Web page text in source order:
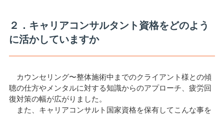
２．キャリアコンサルタント資格をどのよう
に活かしていますか
カウンセリング〜整体施術中までのクライアント様との傾
聴の仕方やメンタルに対する知識からのアプローチ、疲労回
復対策の幅が広がりました。
また、キャリアコンサルト国家資格を保有してこんな事を